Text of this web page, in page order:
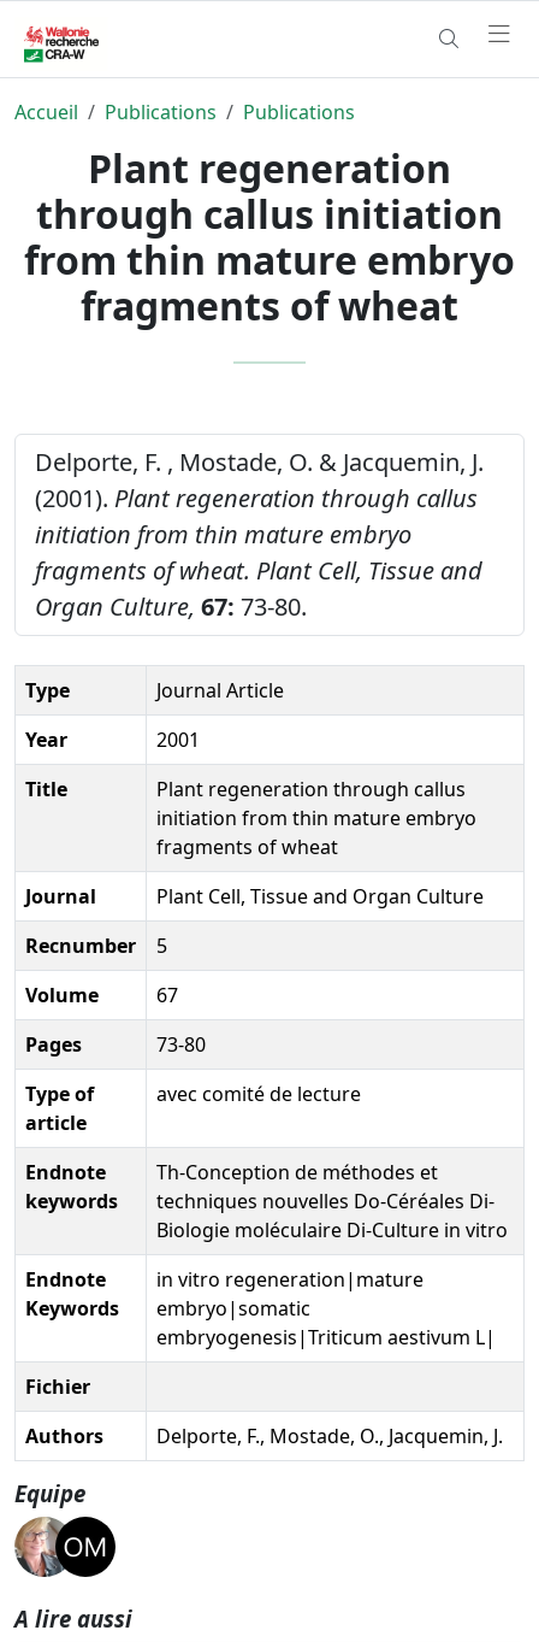
Accueil Publications Publications
Plant regeneration
through callus initiation
from thin mature embryo
fragments of wheat
Delporte, F. , Mostade, O. & Jacquemin, J.
(2001). Plant regeneration through callus
initiation from thin mature embryo
fragments of wheat. Plant Cell, Tissue and
Organ Culture, 67: 73-80.
Type
Journal Article
Year
2001
Title
Plant regeneration through callus
initiation from thin mature embryo
fragments of wheat
Journal
Plant Cell, Tissue and Organ Culture
Recnumber
5
Volume
67
Pages
73-80
Type of
article
avec comité de lecture
Endnote
keywords
Th-Conception de méthodes et
techniques nouvelles Do-Céréales Di-
Biologie moléculaire Di-Culture in vitro
Endnote
Keywords
in vitro regeneration|mature
embryo|somatic
embryogenesis|Triticum aestivum L|
Fichier
Authors
Delporte, F., Mostade, O., Jacquemin, J.
Equipe
A lire aussi